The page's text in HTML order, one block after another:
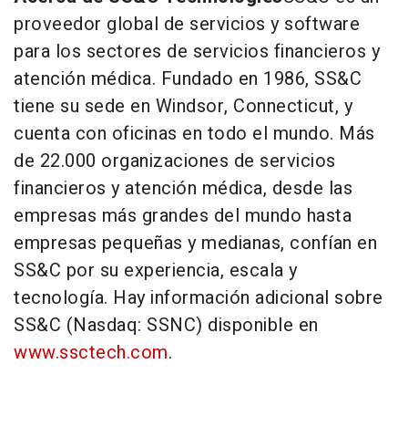
proveedor global de servicios y software
para los sectores de servicios financieros y
atención médica. Fundado en 1986, SS&C
tiene su sede en Windsor, Connecticut, y
cuenta con oficinas en todo el mundo. Más
de 22.000 organizaciones de servicios
financieros y atención médica, desde las
empresas más grandes del mundo hasta
empresas pequeñas y medianas, confían en
SS&C por su experiencia, escala y
tecnología. Hay información adicional sobre
SS&C (Nasdaq: SSNC) disponible en
www.ssctech.com.